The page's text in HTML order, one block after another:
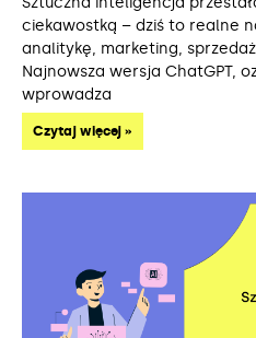
ciekawostką – dziś to realne
analitykę, marketing,
Najnowsza wersja ChatGPT,
wprowadza
Czytaj więcej »